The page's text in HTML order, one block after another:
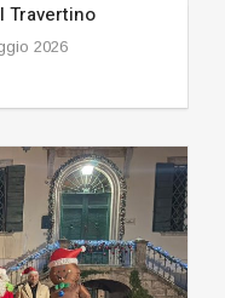
Travertino
2026